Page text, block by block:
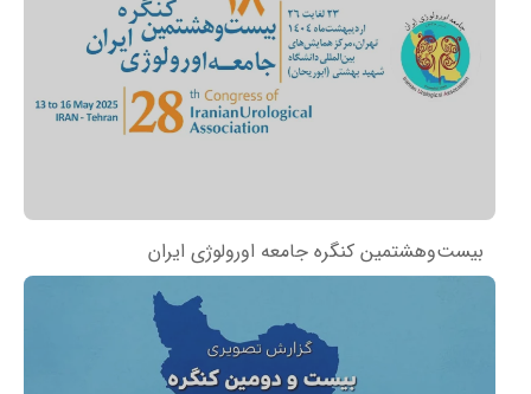
بیست‌وهشتمین کنگره جامعه اورولوژی ایران